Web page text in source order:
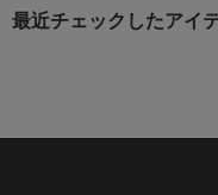
最近チェックしたアイ